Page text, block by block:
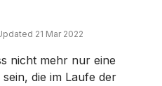
21 Mar 2022
nicht mehr nur eine
die im Laufe der